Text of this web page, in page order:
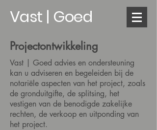
Vast | Goed
Projectontwikkeling
Vast | Goed advies en ondersteuning
kan u adviseren en begeleiden bij de
notariële aspecten van het project, zoals
de gronduitgifte, de splitsing, het
vestigen van de benodigde zakelijke
rechten, de verkoop en uitponding van
het project.